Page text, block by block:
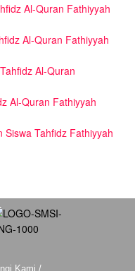
Al-Quran Fathiyyah
Al-Quran Fathiyyah
Al-Quran
Al-Quran Fathiyyah
Tahfidz Fathiyyah
Kami /